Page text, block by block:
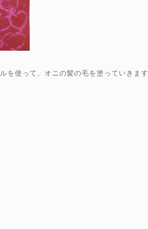
を使って、オニの髪の毛を塗っていきます